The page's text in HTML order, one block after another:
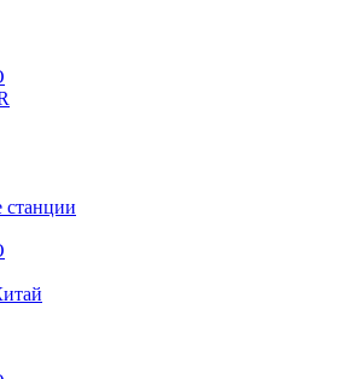
станции